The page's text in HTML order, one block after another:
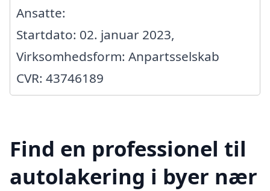
Ansatte:
Startdato: 02. januar 2023,
Virksomhedsform: Anpartsselskab
CVR: 43746189
Find en professionel til
autolakering i byer nær